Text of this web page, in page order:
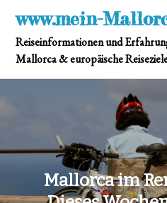
content
www.mein-
Reiseinformationen und
Mallorca & europäische
Mallorca im